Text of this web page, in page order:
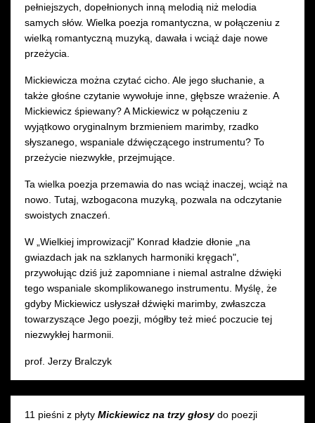
pełniejszych, dopełnionych inną melodią niż melodia
samych słów. Wielka poezja romantyczna, w połączeniu z
wielką romantyczną muzyką, dawała i wciąż daje nowe
przeżycia.
Mickiewicza można czytać cicho. Ale jego słuchanie, a
także głośne czytanie wywołuje inne, głębsze wrażenie. A
Mickiewicz śpiewany? A Mickiewicz w połączeniu z
wyjątkowo oryginalnym brzmieniem marimby, rzadko
słyszanego, wspaniale dźwięczącego instrumentu? To
przeżycie niezwykłe, przejmujące.
Ta wielka poezja przemawia do nas wciąż inaczej, wciąż na
nowo. Tutaj, wzbogacona muzyką, pozwala na odczytanie
swoistych znaczeń.
W „Wielkiej improwizacji" Konrad kładzie dłonie „na
gwiazdach jak na szklanych harmoniki kręgach",
przywołując dziś już zapomniane i niemal astralne dźwięki
tego wspaniale skomplikowanego instrumentu. Myślę, że
gdyby Mickiewicz usłyszał dźwięki marimby, zwłaszcza
towarzyszące Jego poezji, mógłby też mieć poczucie tej
niezwykłej harmonii.
prof. Jerzy Bralczyk
11 pieśni z płyty Mickiewicz na trzy głosydo poezji